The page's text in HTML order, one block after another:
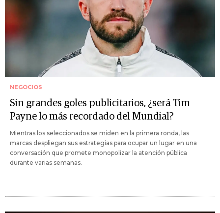
NEGOCIOS
Sin grandes goles publicitarios, ¿será Tim
Payne lo más recordado del Mundial?
Mientras los seleccionados se miden en la primera ronda, las
marcas despliegan sus estrategias para ocupar un lugar en una
conversación que promete monopolizar la atención pública
durante varias semanas.